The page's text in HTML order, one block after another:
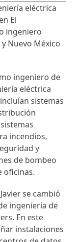
eléctrica
El
ingeniero
Nuevo México
ingeniero de
eléctrica
sistemas
incendios,
y
de bombeo
oficinas.
se cambió
ingeniería de
En este
instalaciones